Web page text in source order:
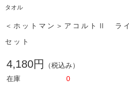
タオル
＜ホットマン＞アコルトⅡ ラ
セット
4,180円
（税込み）
在庫
0